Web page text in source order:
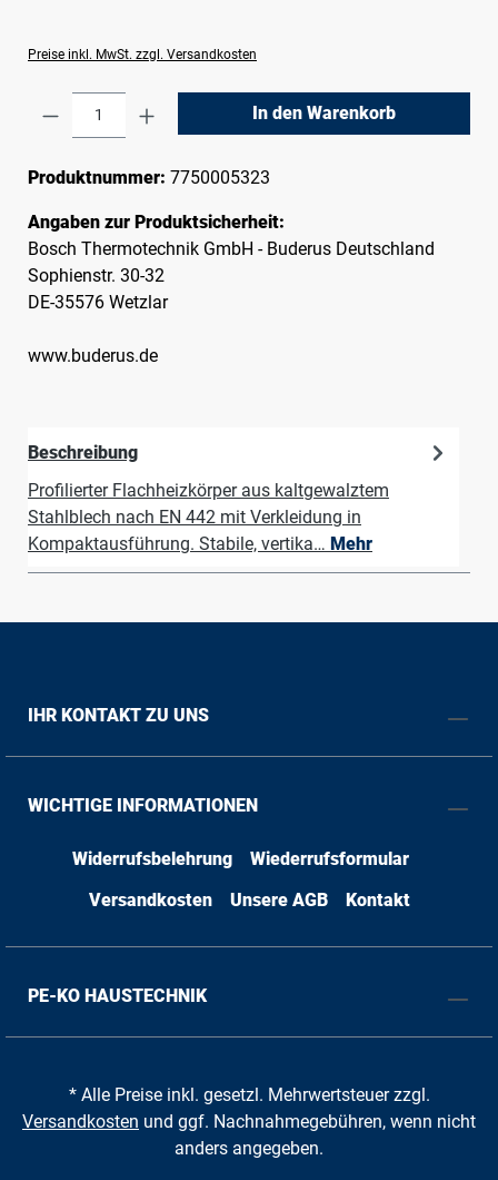
Preise inkl. MwSt. zzgl. Versandkosten
Produkt Anzahl: Gib den gewünschten
In den Warenkorb
Produktnummer: 7750005323
Angaben zur Produktsicherheit:
Bosch Thermotechnik GmbH - Buderus Deutschland
Sophienstr. 30-32
DE-35576 Wetzlar
www.buderus.de
Beschreibung
Profilierter Flachheizkörper aus kaltgewalztem
Stahlblech nach EN 442 mit Verkleidung in
Kompaktausführung. Stabile, vertika… Mehr
IHR KONTAKT ZU UNS
WICHTIGE INFORMATIONEN
Widerrufsbelehrung
Wiederrufsformular
Versandkosten
Unsere AGB Kontakt
PE-KO HAUSTECHNIK
* Alle Preise inkl. gesetzl. Mehrwertsteuer zzgl.
Versandkosten und ggf. Nachnahmegebühren, wenn nicht
anders angegeben.